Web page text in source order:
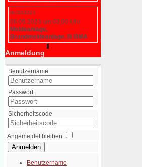
Nr.30/2023
06.05.2023 um 03:00 Uhr
Meldeanlage,
Brandmeldeanlage, B BMA
Anmeldung
Benutzername
Passwort
Sicherheitscode
Angemeldet bleiben
Anmelden
Benutzername